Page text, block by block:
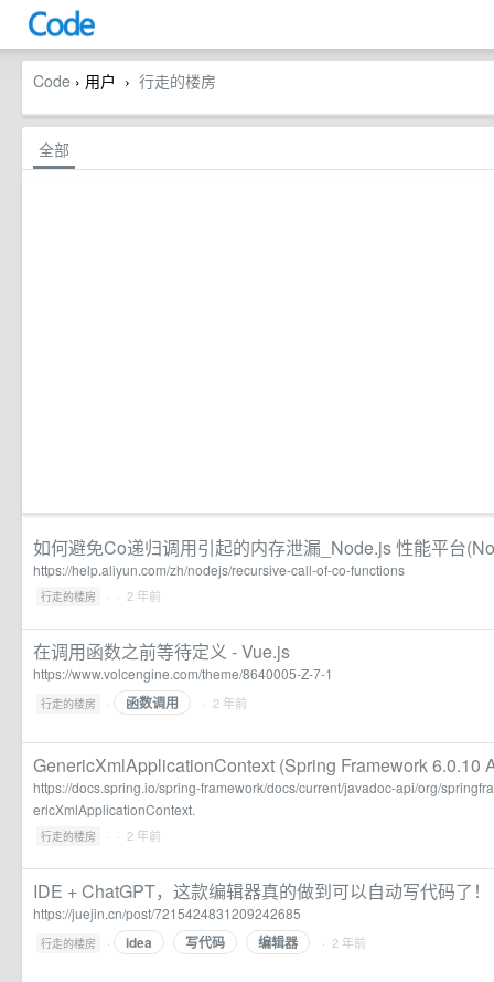
Code › 用户 › 行走的楼房
全部
如何避免Co递归调用引起的内存泄漏_Node.js 性能平台
https://help.aliyun.com/zh/nodejs/recursive-call-of-co-functions
行走的楼房 · · 2 年前
在调用函数之前等待定义 - Vue.js
https://www.volcengine.com/theme/8640005-Z-7-1
行走的楼房 · 函数调用 · 2 年前
GenericXmlApplicationContext (Spring Framework 6.0.10
https://docs.spring.io/spring-framework/docs/current/javadoc-api/org/
ericXmlApplicationContext.
行走的楼房 · · 2 年前
IDE + ChatGPT，这款编辑器真的做到可以自动写代码了！
https://juejin.cn/post/7215424831209242685
行走的楼房 · idea 写代码 编辑器 · 2 年前